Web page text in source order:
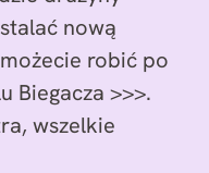
nową
robić po
Biegacza >>>.
wszelkie